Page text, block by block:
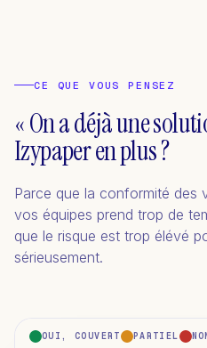
CE QUE VOUS PENSEZ
« On a déjà une
Izypaper en plus ?
Parce que la conformité des
vos équipes prend trop de
que le risque est trop élévé
sérieusement.
OUI, COUVERT PARTIEL